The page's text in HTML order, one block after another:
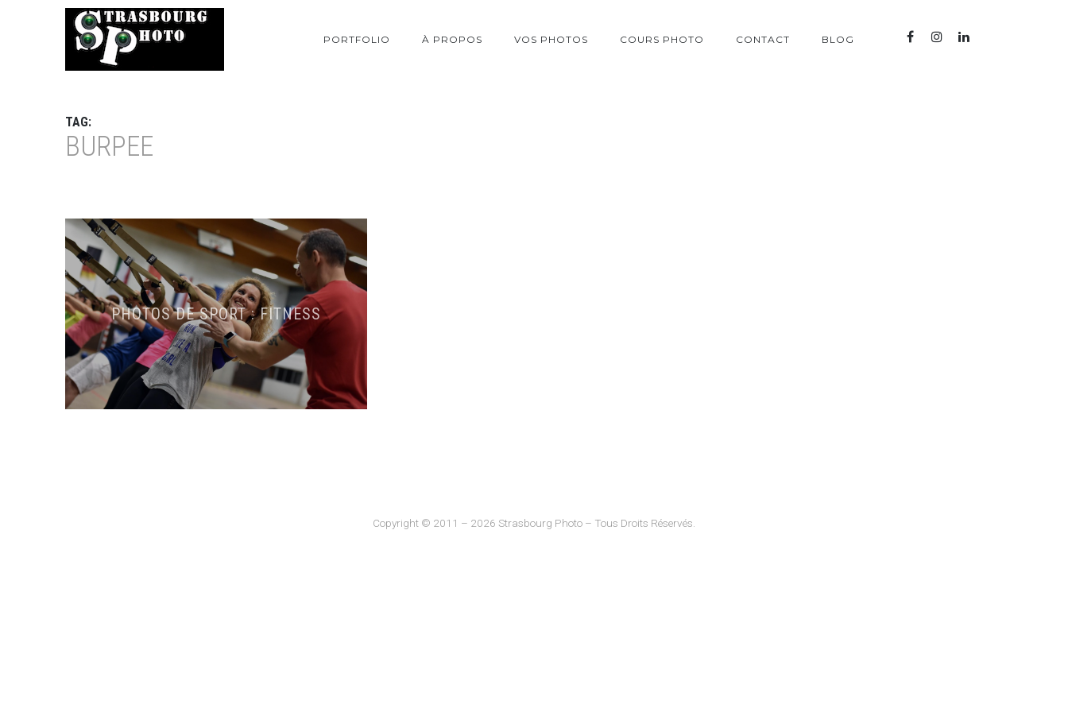
PORTFOLIO À PROPOS VOS PHOTOS COURS PHOTO CONTACT BLOG
TAG:
BURPEE
PHOTOS DE SPORT : FITNESS
Copyright © 2011 – 2026 Strasbourg Photo – Tous Droits Réservés.